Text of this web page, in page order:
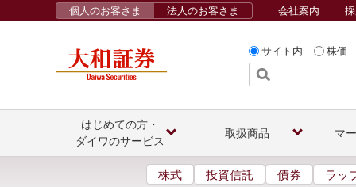
サイト内 株価
個人のお客さま 法人のお客さま 会社案内
はじめての方・
ダイワのサービス
取扱商品 マ
株式 投資信託 債券 ラッ